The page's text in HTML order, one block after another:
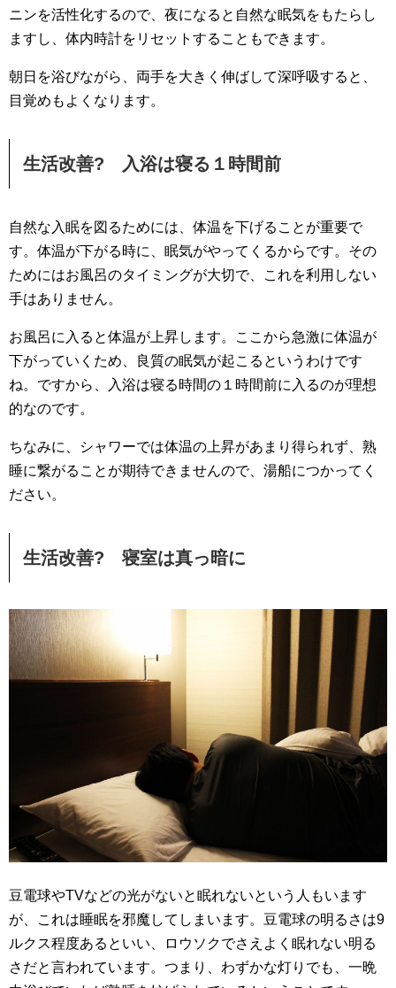
ニンを活性化するので、夜になると自然な眠気をもたらし
ますし、体内時計をリセットすることもできます。
朝日を浴びながら、両手を大きく伸ばして深呼吸すると、
目覚めもよくなります。
生活改善? 入浴は寝る１時間前
自然な入眠を図るためには、体温を下げることが重要で
す。体温が下がる時に、眠気がやってくるからです。その
ためにはお風呂のタイミングが大切で、これを利用しない
手はありません。
お風呂に入ると体温が上昇します。ここから急激に体温が
下がっていくため、良質の眠気が起こるというわけです
ね。ですから、入浴は寝る時間の１時間前に入るのが理想
的なのです。
ちなみに、シャワーでは体温の上昇があまり得られず、熟
睡に繋がることが期待できませんので、湯船につかってく
ださい。
生活改善? 寝室は真っ暗に
豆電球やTVなどの光がないと眠れないという人もいます
が、これは睡眠を邪魔してしまいます。豆電球の明るさは9
ルクス程度あるといい、ロウソクでさえよく眠れない明る
さだと言われています。つまり、わずかな灯りでも、一晩